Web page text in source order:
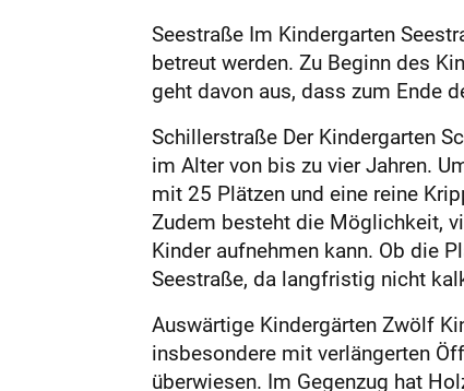
Seestraße Im Kindergarten
betreut werden. Zu Beginn des
geht davon aus, dass zum Ende
Schillerstraße Der Kindergarten
im Alter von bis zu vier Jahren.
mit 25 Plätzen und eine reine
Zudem besteht die Möglichkeit,
Kinder aufnehmen kann. Ob die
Seestraße, da langfristig nicht
Auswärtige Kindergärten Zwölf
insbesondere mit verlängerten
überwiesen. Im Gegenzug hat